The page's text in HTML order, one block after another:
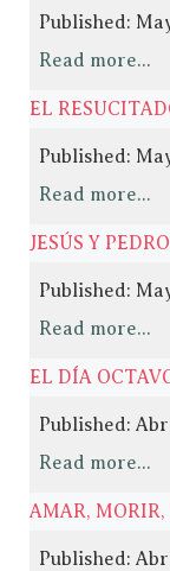
Published:
Read more...
EL
Published:
Read more...
JESÚS Y PEDRO
Published:
Read more...
EL DÍA
Published:
Read more...
AMAR,
Published: